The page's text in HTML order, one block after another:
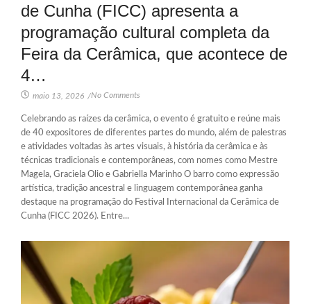
de Cunha (FICC) apresenta a
programação cultural completa da
Feira da Cerâmica, que acontece de
4…
maio 13, 2026 /No Comments
Celebrando as raízes da cerâmica, o evento é gratuito e reúne mais
de 40 expositores de diferentes partes do mundo, além de palestras
e atividades voltadas às artes visuais, à história da cerâmica e às
técnicas tradicionais e contemporâneas, com nomes como Mestre
Magela, Graciela Olio e Gabriella Marinho O barro como expressão
artística, tradição ancestral e linguagem contemporânea ganha
destaque na programação do Festival Internacional da Cerâmica de
Cunha (FICC 2026). Entre...